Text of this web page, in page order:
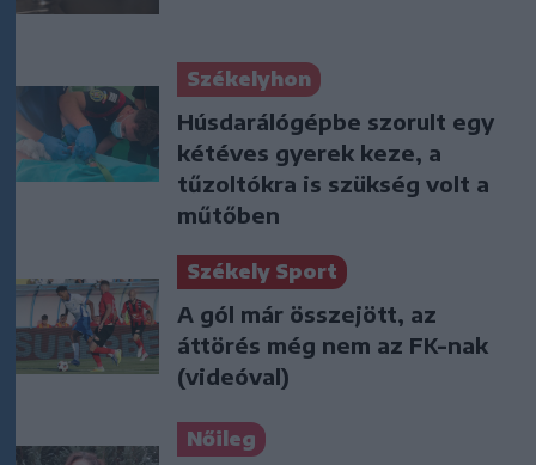
Székelyhon
Húsdarálógépbe szorult egy
kétéves gyerek keze, a
tűzoltókra is szükség volt a
műtőben
Székely Sport
A gól már összejött, az
áttörés még nem az FK-nak
(videóval)
Nőileg